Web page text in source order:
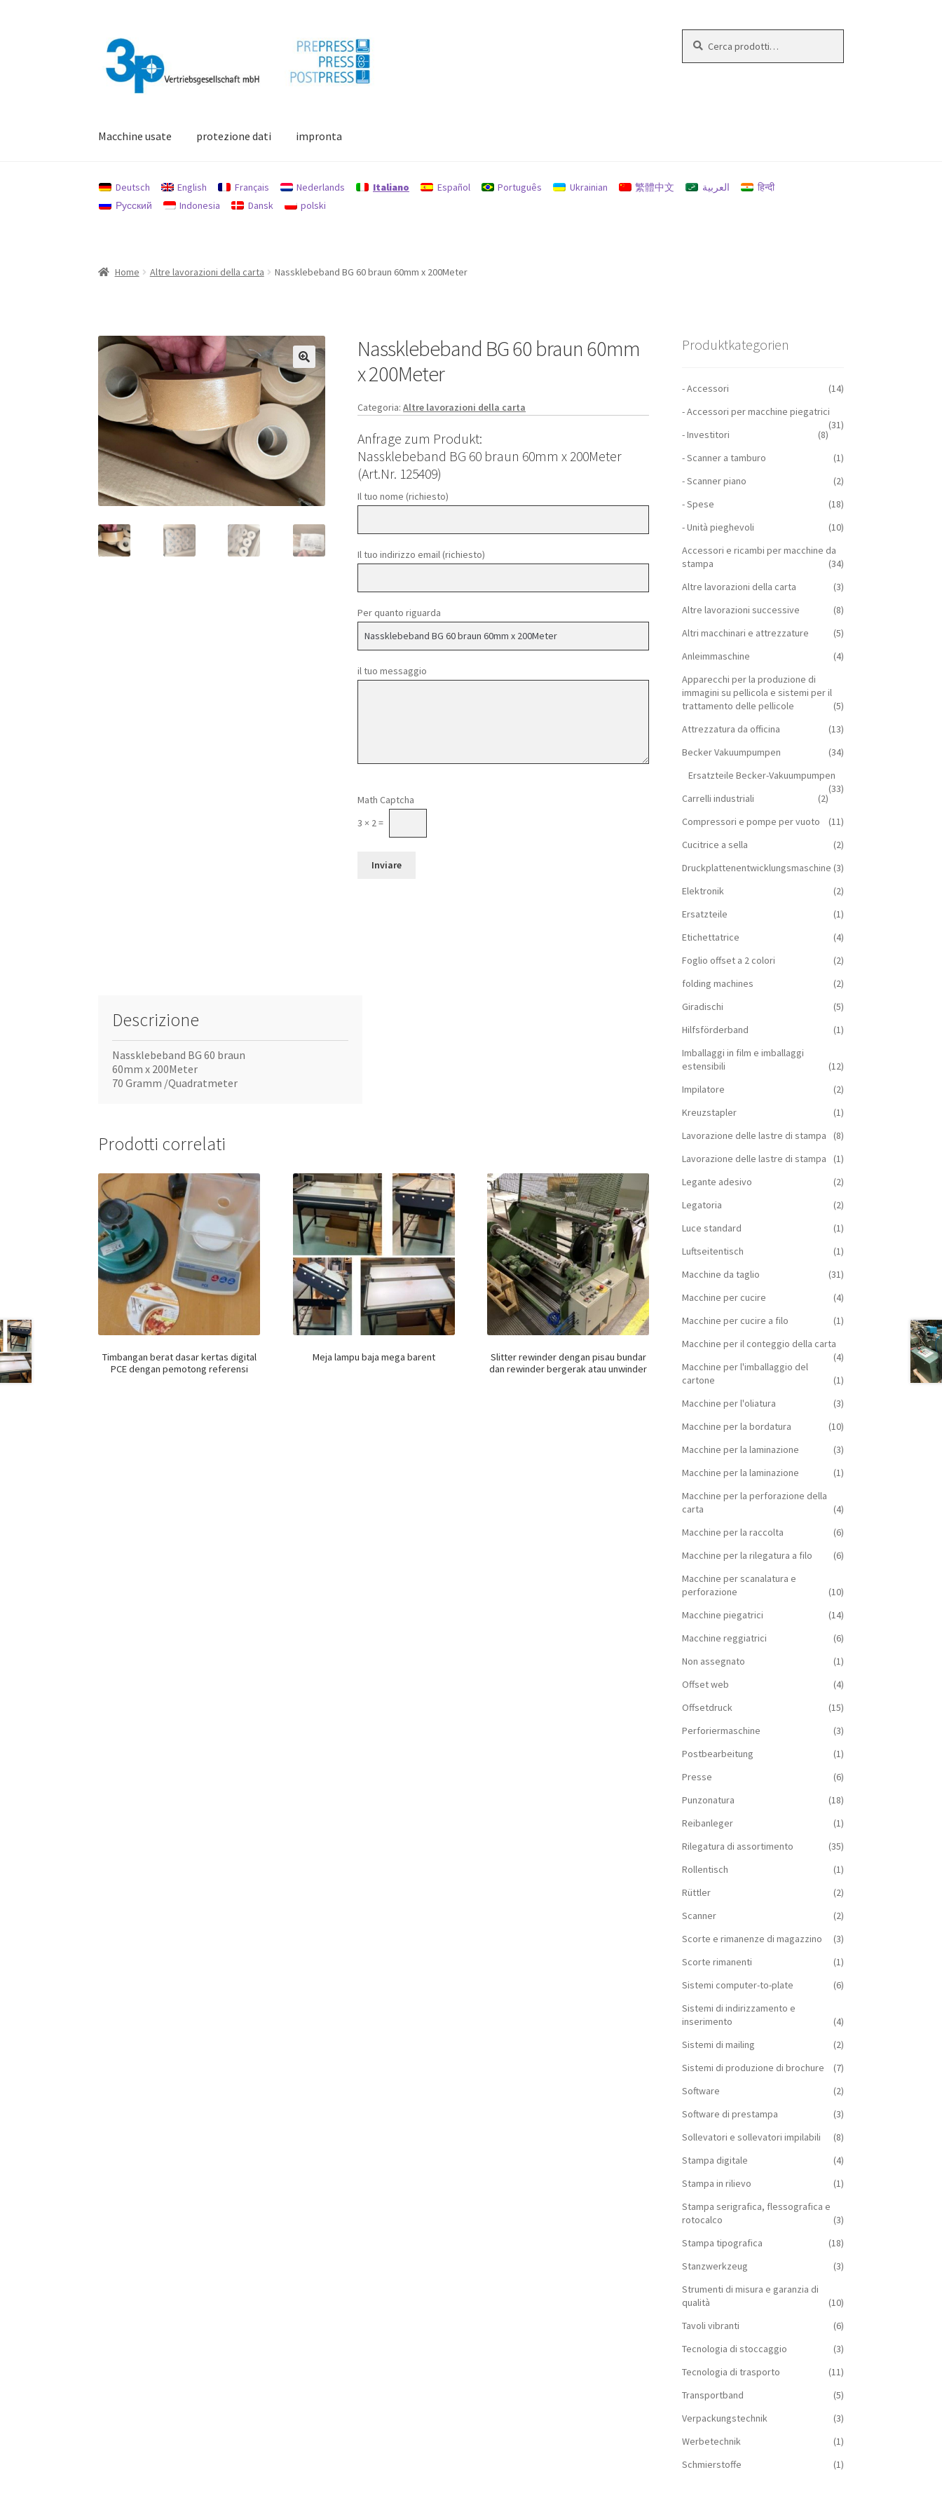
alla
navigazione
al
contenuto
Macchine usate protezione dati impronta
Deutsch English Français Nederlands Italiano Español Português Ukrainian 繁體中文 العربية
हिन्दी
Русский
Indonesia Dansk polski
Home Altre lavorazioni della carta Nassklebeband BG 60 braun 60mm x 200Meter
Nassklebeband BG 60 braun 60mm
x 200Meter
Categoria:Altre lavorazioni della carta
Anfrage zum Produkt:
Nassklebeband BG 60 braun 60mm x 200Meter
(Art.Nr. 125409)
Il tuo nome (richiesto)
Il tuo indirizzo email (richiesto)
Per quanto riguarda
il tuo messaggio
Math Captcha
3 × 2 =
Descrizione
Nassklebeband BG 60 braun
60mm x 200Meter
70 Gramm /Quadratmeter
Prodotti correlati
Timbangan berat dasar kertas digital
PCE dengan pemotong referensi
Meja lampu baja mega barent
Slitter rewinder dengan pisau bundar
dan rewinder bergerak atau unwinder
Produktkategorien
- Accessori
(14)
- Accessori per macchine piegatrici
(31)
- Investitori
(8)
- Scanner a tamburo
(1)
- Scanner piano
(2)
- Spese
(18)
- Unità pieghevoli
(10)
Accessori e ricambi per macchine da
stampa
(34)
Altre lavorazioni della carta
(3)
Altre lavorazioni successive
(8)
Altri macchinari e attrezzature
(5)
Anleimmaschine
(4)
Apparecchi per la produzione di
immagini su pellicola e sistemi per il
trattamento delle pellicole
(5)
Attrezzatura da officina
(13)
Becker Vakuumpumpen
(34)
Ersatzteile Becker-Vakuumpumpen
(33)
Carrelli industriali
(2)
Compressori e pompe per vuoto
(11)
Cucitrice a sella
(2)
Druckplattenentwicklungsmaschine (3)
Elektronik
(2)
Ersatzteile
(1)
Etichettatrice
(4)
Foglio offset a 2 colori
(2)
folding machines
(2)
Giradischi
(5)
Hilfsförderband
(1)
Imballaggi in film e imballaggi
estensibili
(12)
Impilatore
(2)
Kreuzstapler
(1)
Lavorazione delle lastre di stampa
(8)
Lavorazione delle lastre di stampa
(1)
Legante adesivo
(2)
Legatoria
(2)
Luce standard
(1)
Luftseitentisch
(1)
Macchine da taglio
(31)
Macchine per cucire
(4)
Macchine per cucire a filo
(1)
Macchine per il conteggio della carta
(4)
Macchine per l'imballaggio del
cartone
(1)
Macchine per l'oliatura
(3)
Macchine per la bordatura
(10)
Macchine per la laminazione
(3)
Macchine per la laminazione
(1)
Macchine per la perforazione della
carta
(4)
Macchine per la raccolta
(6)
Macchine per la rilegatura a filo
(6)
Macchine per scanalatura e
perforazione
(10)
Macchine piegatrici
(14)
Macchine reggiatrici
(6)
Non assegnato
(1)
Offset web
(4)
Offsetdruck
(15)
Perforiermaschine
(3)
Postbearbeitung
(1)
Presse
(6)
Punzonatura
(18)
Reibanleger
(1)
Rilegatura di assortimento
(35)
Rollentisch
(1)
Rüttler
(2)
Scanner
(2)
Scorte e rimanenze di magazzino
(3)
Scorte rimanenti
(1)
Sistemi computer-to-plate
(6)
Sistemi di indirizzamento e
inserimento
(4)
Sistemi di mailing
(2)
Sistemi di produzione di brochure
(7)
Software
(2)
Software di prestampa
(3)
Sollevatori e sollevatori impilabili
(8)
Stampa digitale
(4)
Stampa in rilievo
(1)
Stampa serigrafica, flessografica e
rotocalco
(3)
Stampa tipografica
(18)
Stanzwerkzeug
(3)
Strumenti di misura e garanzia di
qualità
(10)
Tavoli vibranti
(6)
Tecnologia di stoccaggio
(3)
Tecnologia di trasporto
(11)
Transportband
(5)
Verpackungstechnik
(3)
Werbetechnik
(1)
Schmierstoffe
(1)